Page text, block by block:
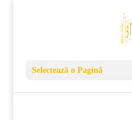
Selectează o Pagină